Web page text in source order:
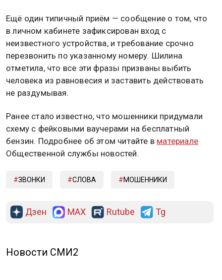
Ещё один типичный приём — сообщение о том, что
в личном кабинете зафиксирован вход с
неизвестного устройства, и требование срочно
перезвонить по указанному номеру. Шилина
отметила, что все эти фразы призваны выбить
человека из равновесия и заставить действовать
не раздумывая.
Ранее стало известно, что мошенники придумали
схему с фейковыми ваучерами на бесплатный
бензин. Подробнее об этом читайте в материале
Общественной службы новостей.
ЗВОНКИ СЛОВА МОШЕННИКИ
Дзен MAX Rutube Tg
Новости СМИ2